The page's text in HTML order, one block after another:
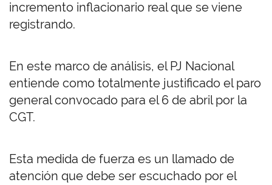
incremento inflacionario real que se viene
registrando.
En este marco de análisis, el PJ Nacional
entiende como totalmente justificado el paro
general convocado para el 6 de abril por la
CGT.
Esta medida de fuerza es un llamado de
atención que debe ser escuchado por el